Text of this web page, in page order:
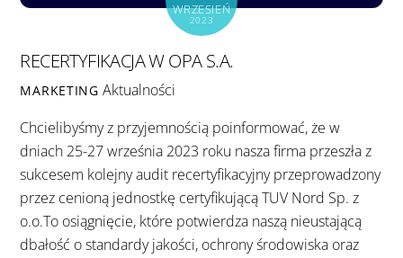
WRZESIEŃ
2023
RECERTYFIKACJA W OPA S.A.
MARKETING Aktualności
Chcielibyśmy z przyjemnością poinformować, że w
dniach 25-27 września 2023 roku nasza firma przeszła z
sukcesem kolejny audit recertyfikacyjny przeprowadzony
przez cenioną jednostkę certyfikującą TUV Nord Sp. z
o.o.To osiągnięcie, które potwierdza naszą nieustającą
dbałość o standardy jakości, ochrony środowiska oraz